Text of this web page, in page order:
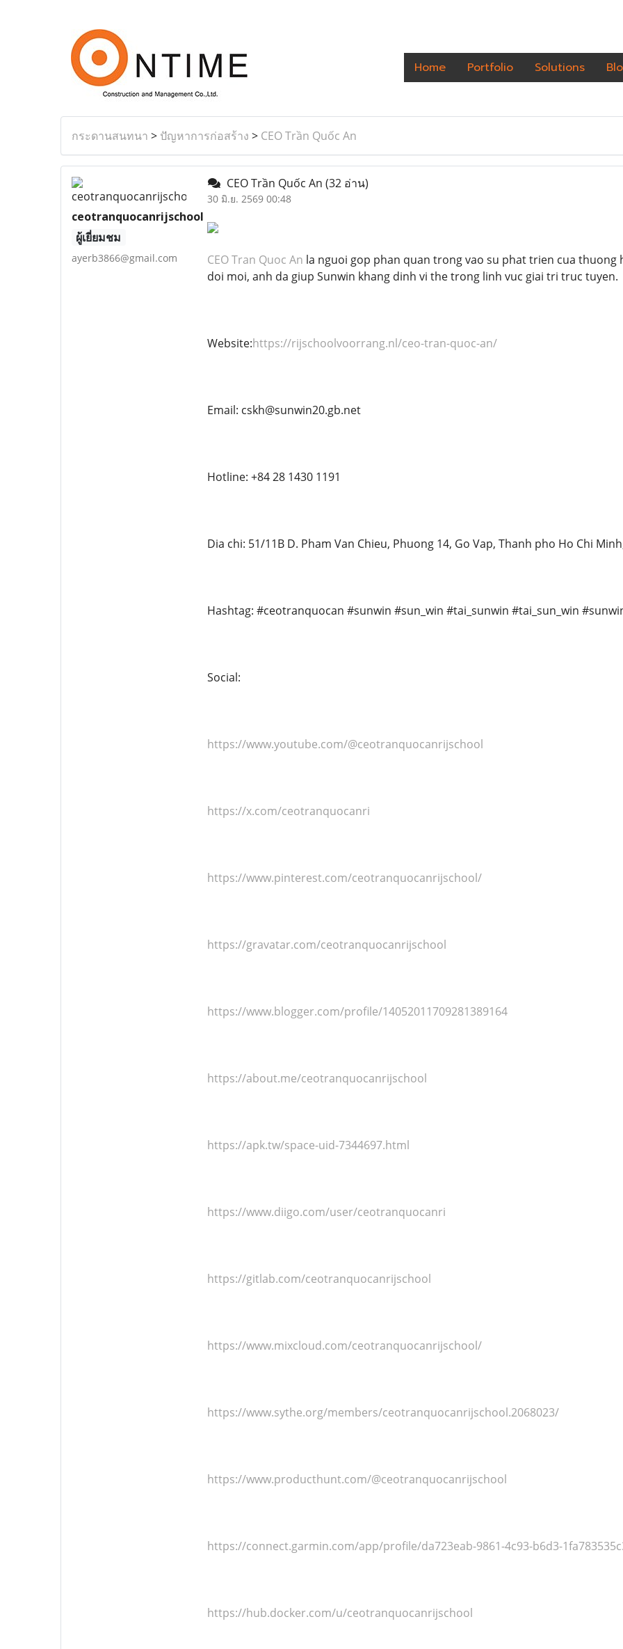
Home Portfolio Solutions
กระดานสนทนา > ปัญหาการก่อสร้าง > CEO Trần Quốc An
ceotranquocanrijschool
ผู้เยี่ยมชม
ayerb3866@gmail.com
CEO Trần Quốc An (32 อ่าน)
30 มิ.ย. 2569 00:48
CEO Tran Quoc An la nguoi gop phan quan trong vao su phat trien cua thuong
doi moi, anh da giup Sunwin khang dinh vi the trong linh vuc giai tri truc tuyen.
Website:https://rijschoolvoorrang.nl/ceo-tran-quoc-an/
Email: cskh@sunwin20.gb.net
Hotline: +84 28 1430 1191
Dia chi: 51/11B D. Pham Van Chieu, Phuong 14, Go Vap, Thanh pho Ho Chi
Hashtag: #ceotranquocan #sunwin #sun_win #tai_sunwin #tai_sun_win
Social:
https://www.youtube.com/@ceotranquocanrijschool
https://x.com/ceotranquocanri
https://www.pinterest.com/ceotranquocanrijschool/
https://gravatar.com/ceotranquocanrijschool
https://www.blogger.com/profile/14052011709281389164
https://about.me/ceotranquocanrijschool
https://apk.tw/space-uid-7344697.html
https://www.diigo.com/user/ceotranquocanri
https://gitlab.com/ceotranquocanrijschool
https://www.mixcloud.com/ceotranquocanrijschool/
https://www.sythe.org/members/ceotranquocanrijschool.2068023/
https://www.producthunt.com/@ceotranquocanrijschool
https://connect.garmin.com/app/profile/da723eab-9861-4c93-b6d3-
https://hub.docker.com/u/ceotranquocanrijschool